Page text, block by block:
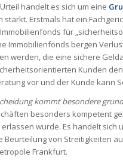
handelt es sich um eine
stärkt. Erstmals hat ein
für
Immobilienfonds bergen
werden, die eine sichere
Kunden
vor und der Kunde kann
kommt besondere
besonders kompetent
erlassen wurde. Es handelt
Beurteilung von Streitigkeiten
Frankfurt.